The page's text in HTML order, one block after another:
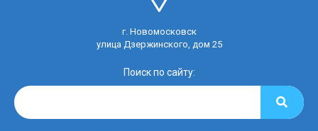
г. Новомосковск
улица Дзержинского, дом 25
Поиск по сайту: